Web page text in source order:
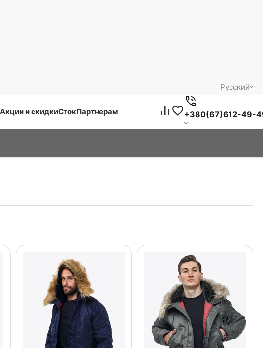
Русский
Акции и скидкиСтокПартнерам +380(67)612-49-